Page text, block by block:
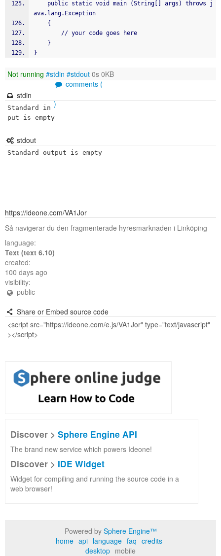
ava.lang.Exception
    {
        // your code goes here
    }
}
Not running #stdin #stdout 0s 0KB
comments (
)
stdin
Standard in
put is empty
stdout
Standard output is empty
https://ideone.com/VA1Jor
Så navigerar du den fragmenterade hyresmarknaden i Linköping
language:
Text (text 6.10)
created:
100 days ago
visibility:
public
Share or Embed source code
Discover > Sphere Engine API
The brand new service which powers Ideone!
Discover > IDE Widget
Widget for compiling and running the source code in a
web browser!
Powered by Sphere Engine™
home api language faq credits
desktop mobile